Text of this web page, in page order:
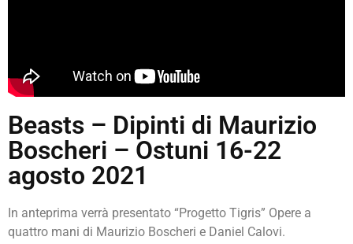
Beasts – Dipinti di Maurizio
Boscheri – Ostuni 16-22
agosto 2021
In anteprima verrà presentato “Progetto Tigris” Opere a
quattro mani di Maurizio Boscheri e Daniel Calovi.